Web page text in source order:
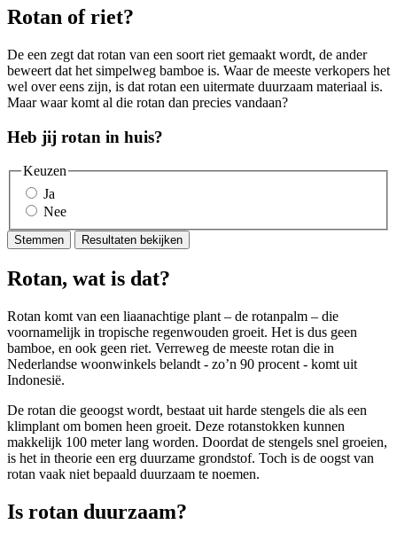
Rotan of riet?
De een zegt dat rotan van een soort riet gemaakt wordt, de ander
beweert dat het simpelweg bamboe is. Waar de meeste verkopers het
wel over eens zijn, is dat rotan een uitermate duurzaam materiaal is.
Maar waar komt al die rotan dan precies vandaan?
Heb jij rotan in huis?
Keuzen
Ja
Nee
Stemmen Resultaten bekijken
Rotan, wat is dat?
Rotan komt van een liaanachtige plant – de rotanpalm – die
voornamelijk in tropische regenwouden groeit. Het is dus geen
bamboe, en ook geen riet. Verreweg de meeste rotan die in
Nederlandse woonwinkels belandt - zo’n 90 procent - komt uit
Indonesië.
De rotan die geoogst wordt, bestaat uit harde stengels die als een
klimplant om bomen heen groeit. Deze rotanstokken kunnen
makkelijk 100 meter lang worden. Doordat de stengels snel groeien,
is het in theorie een erg duurzame grondstof. Toch is de oogst van
rotan vaak niet bepaald duurzaam te noemen.
Is rotan duurzaam?